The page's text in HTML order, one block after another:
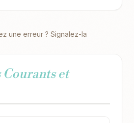
une erreur ? Signalez-la
et